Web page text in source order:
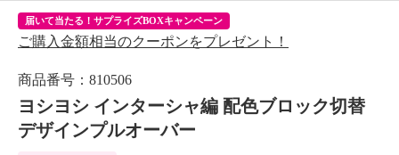
届いて当たる！サプライズBOXキャンペーン
ご購入金額相当のクーポンをプレゼント！
商品番号：810506
ヨシヨシ インターシャ編 配色ブロック切替
デザインプルオーバー